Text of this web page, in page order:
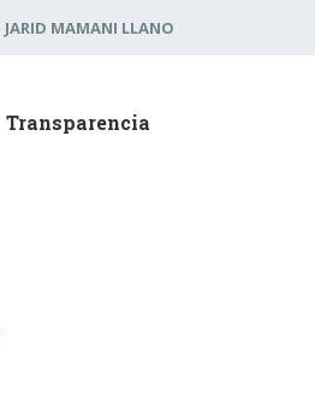
JARID MAMANI LLANO
Transparencia